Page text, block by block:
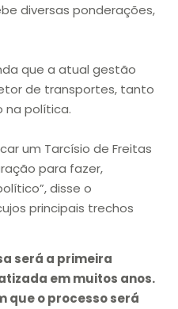
diversas ponderações,
que a atual gestão
de transportes, tanto
na política.
um Tarcísio de Freitas
para fazer,
disse o
principais trechos
será a primeira
em muitos anos.
que o processo será